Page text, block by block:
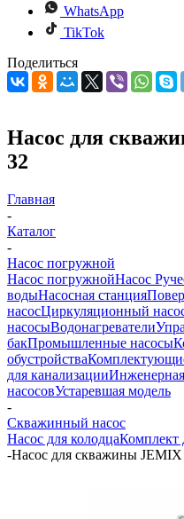
WhatsApp
TikTok
Поделиться
Насос для
32
Главная
-
Каталог
-
Насос погружной
Насос погружнойНасос
водыНасосная станция
насосЦиркуляционный
насосыВодонагреватели
бакПромышленные насосы
обустройства
для канализации
насосовУстаревшая модель
-
Скважинный насос
Насос для колодцаКомплект
-Насос для скважины